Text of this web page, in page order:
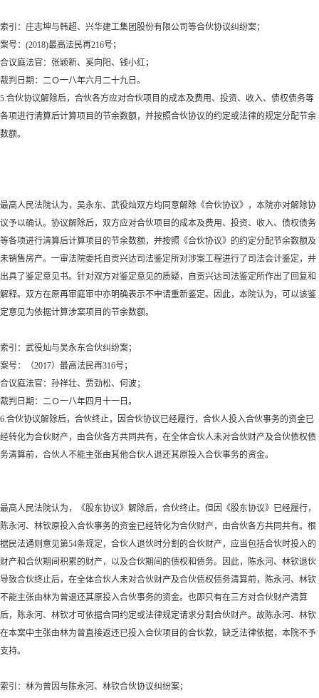
索引：庄志坤与韩超、兴华建工集团股份有限公司等合伙协议纠纷案；
案号： (2018)最高法民再216号；
合议庭法官：张颖新、奚向阳、钱小红；
裁判日期：二Ｏ一八年六月二十九日。
5.合伙协议解除后，合伙各方应对合伙项目的成本及费用、投资、收入、债权债务等
各项进行清算后计算项目的节余数额，并按照合伙协议的约定或法律的规定分配节余
数额。
最高人民法院认为，吴永东、武役灿双方均同意解除《合伙协议》，本院亦对解除协
议予以确认。协议解除后，双方应对合伙项目的成本及费用、投资、收入、债权债务
等各项进行清算后计算项目的节余数额，并按照《合伙协议》的约定分配节余数额及
未销售房产。一审法院委托自贡兴达司法鉴定所对涉案工程进行了司法会计鉴定，并
出具了鉴定意见书。针对双方对鉴定意见的质疑，自贡兴达司法鉴定所作出了回复和
解释。双方在原再审庭审中亦明确表示不申请重新鉴定。因此，本院认为，可以该鉴
定意见为依据计算涉案项目的节余数额。
索引：武役灿与吴永东合伙纠纷案；
案号：（2017）最高法民再316号；
合议庭法官：孙祥壮、贾劲松、何波；
裁判日期：二Ｏ一八年四月十一日。
6.合伙协议解除后，合伙终止，因合伙协议已经履行，合伙人投入合伙事务的资金已
经转化为合伙财产，由合伙各方共同共有，在全体合伙人未对合伙财产及合伙债权债
务清算前，合伙人不能主张由其他合伙人退还其原投入合伙事务的资金。
最高人民法院认为，《股东协议》解除后，合伙终止。但因《股东协议》已经履行，
陈永河、林钦原投入合伙事务的资金已经转化为合伙财产，由合伙各方共同共有。根
据民法通则意见第54条规定，合伙人退伙时分割的合伙财产，应当包括合伙时投入的
财产和合伙期间积累的财产，以及合伙期间的债权和债务。因此，陈永河、林钦退伙
导致合伙终止后，在全体合伙人未对合伙财产及合伙债权债务清算前，陈永河、林钦
不能主张由林为曾退还其原投入合伙事务的资金。也即只有在三方对合伙财产清算
后，陈永河、林钦才可依据合同约定或法律规定请求分割合伙财产。故陈永河、林钦
在本案中主张由林为曾直接返还已投入合伙项目的合伙款，缺乏法律依据，本院不予
支持。
索引：林为曾因与陈永河、林钦合伙协议纠纷案；